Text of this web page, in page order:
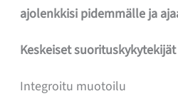
ajolenkkisi pidemmälle ja
Keskeiset suorituskykytekijät
Integroitu muotoilu